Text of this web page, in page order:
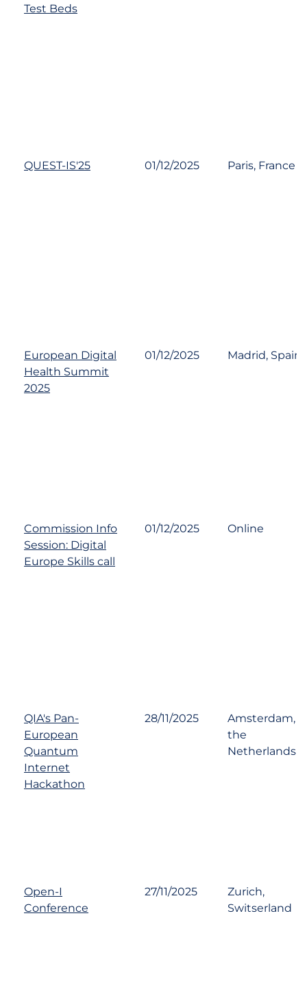
Test Beds
QUEST-IS'25 01/12/2025 Paris, France
European Digital
Health Summit
2025
01/12/2025 Madrid, Spain
Commission Info
Session: Digital
Europe Skills call
01/12/2025 Online
QIA's Pan-
European
Quantum
Internet
Hackathon
28/11/2025
Amsterdam,
the
Netherlands
Open-I
Conference
27/11/2025
Zurich,
Switserland